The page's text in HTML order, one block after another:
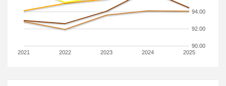
2021 2022 2023 2024 2025
90.00
92.00
94.00